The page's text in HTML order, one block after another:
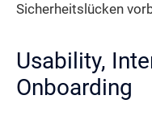
Sicherheitslücken
Usability,
Onboarding